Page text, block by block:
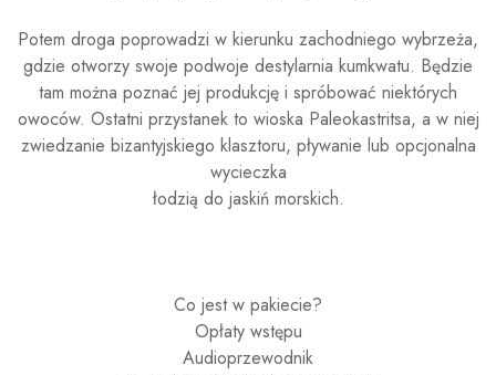
Potem droga poprowadzi w kierunku zachodniego wybrzeża,
gdzie otworzy swoje podwoje destylarnia kumkwatu. Będzie
tam można poznać jej produkcję i spróbować niektórych
owoców. Ostatni przystanek to wioska Paleokastritsa, a w niej
zwiedzanie bizantyjskiego klasztoru, pływanie lub opcjonalna
wycieczka
łodzią do jaskiń morskich.
Co jest w pakiecie?
Opłaty wstępu
Audioprzewodnik